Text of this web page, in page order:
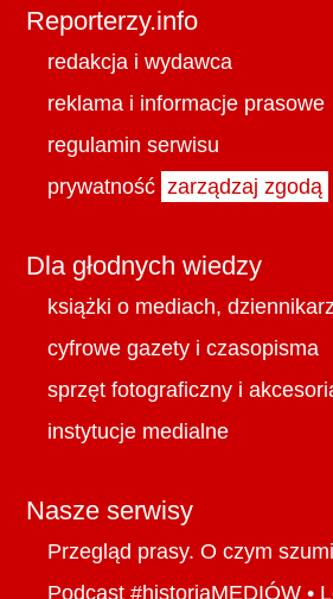
Reporterzy.info
redakcja i wydawca
reklama i informacje prasowe
regulamin serwisu
prywatność zarządzaj zgodą
Dla głodnych wiedzy
książki o mediach,
cyfrowe gazety i czasopisma
sprzęt fotograficzny i
instytucje medialne
Nasze serwisy
Przegląd prasy. O czym
Podcast #historiaMEDIÓW •